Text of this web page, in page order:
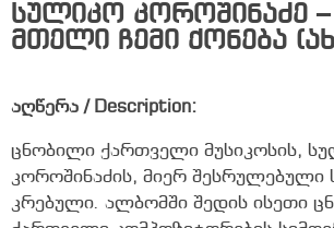
სულიკო კოროშინაძე –
მთელი ჩემი ქონება
აღწერა / Description:
ცნობილი ქართველი მუსიკოსის,
კოროშინაძის, მიერ შესრულებული
კრებული. ალბომში შედის ისეთი